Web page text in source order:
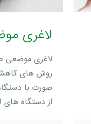
لاغری
لاغری موضعی
روش های
صورت با
از دستگاه های